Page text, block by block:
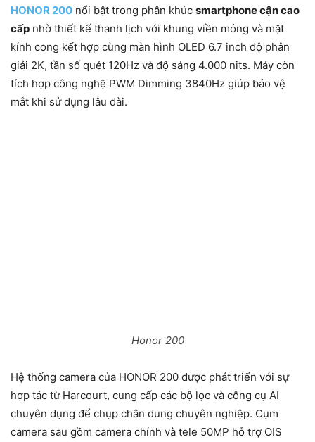
HONOR 200 nổi bật trong phân khúc smartphone cận cao
cấp nhờ thiết kế thanh lịch với khung viền mỏng và mặt
kính cong kết hợp cùng màn hình OLED 6.7 inch độ phân
giải 2K, tần số quét 120Hz và độ sáng 4.000 nits. Máy còn
tích hợp công nghệ PWM Dimming 3840Hz giúp bảo vệ
mắt khi sử dụng lâu dài.
Honor 200
Hệ thống camera của HONOR 200 được phát triển với sự
hợp tác từ Harcourt, cung cấp các bộ lọc và công cụ AI
chuyên dụng để chụp chân dung chuyên nghiệp. Cụm
camera sau gồm camera chính và tele 50MP hỗ trợ OIS